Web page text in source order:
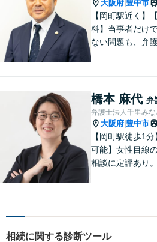
めています。
大阪府 豊中市
【岡町駅近く】
料】当事者だけ
ない問題も、弁
交通事故／企業
広く対応可能。
対応可能】まず
連絡ください。
橋本 麻代 弁
弁護士法人千里み
大阪府 豊中市
【岡町駅徒歩1
可能】女性目線
相談に定評あり
いリーガルサー
相続に関する診断ツール